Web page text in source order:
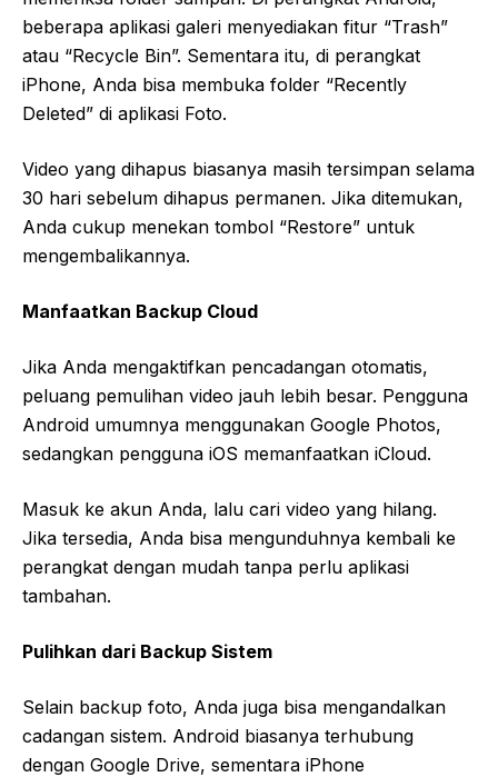
beberapa aplikasi galeri menyediakan fitur “Trash”
atau “Recycle Bin”. Sementara itu, di perangkat
iPhone, Anda bisa membuka folder “Recently
Deleted” di aplikasi Foto.
Video yang dihapus biasanya masih tersimpan selama
30 hari sebelum dihapus permanen. Jika ditemukan,
Anda cukup menekan tombol “Restore” untuk
mengembalikannya.
Manfaatkan Backup Cloud
Jika Anda mengaktifkan pencadangan otomatis,
peluang pemulihan video jauh lebih besar. Pengguna
Android umumnya menggunakan Google Photos,
sedangkan pengguna iOS memanfaatkan iCloud.
Masuk ke akun Anda, lalu cari video yang hilang.
Jika tersedia, Anda bisa mengunduhnya kembali ke
perangkat dengan mudah tanpa perlu aplikasi
tambahan.
Pulihkan dari Backup Sistem
Selain backup foto, Anda juga bisa mengandalkan
cadangan sistem. Android biasanya terhubung
dengan Google Drive, sementara iPhone